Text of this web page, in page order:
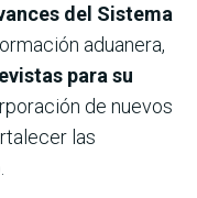
del Sistema
aduanera,
para su
de nuevos
las